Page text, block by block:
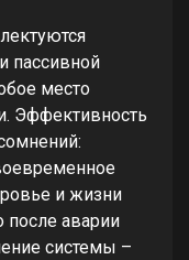
пассивной
место
Эффективность
и жизни
после аварии
системы –